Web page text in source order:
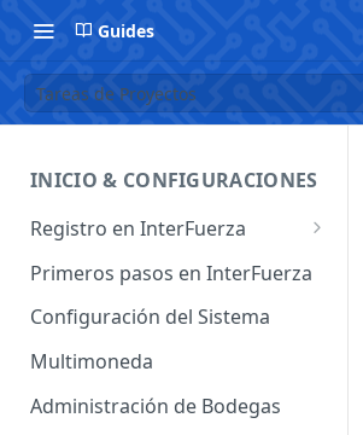
Guides
Tareas de Proyectos
INICIO & CONFIGURACIONES
Registro en InterFuerza
Iniciar Sesión en InterFuerza
Recuperar Contraseña
Cómo pagar en línea sus
Primeros pasos en InterFuerza
Configuración del Sistema
Multimoneda
Administración de Bodegas